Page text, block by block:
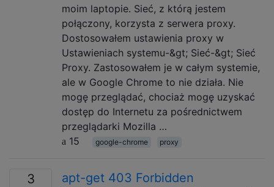
moim laptopie. Sieć, z którą jestem
połączony, korzysta z serwera proxy.
Dostosowałem ustawienia proxy w
Ustawieniach systemu-&gt; Sieć-&gt; Sieć
Proxy. Zastosowałem je w całym systemie,
ale w Google Chrome to nie działa. Nie
mogę przeglądać, chociaż mogę uzyskać
dostęp do Internetu za pośrednictwem
przeglądarki Mozilla …
15
google-chrome proxy
3 apt-get 403 Forbidden